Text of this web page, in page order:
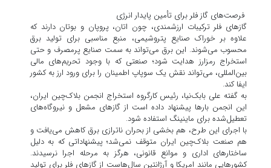
فرصت‌های گاز فلر برای تأمین پایدار انرژی
گاز‌های فلر ترکیبات ارزشمندی، چون اتان، پروپان و بوتان دارند که
علاوه بر خوراک صنایع پتروشیمی، منبع مناسبی برای تولید برق
محسوب می‌شوند. این برق می‌تواند به سمت صنایع پرمصرف و حتی
استخراج رمزارز هدایت شود؛ صنعتی که با وجود تحریم‌های مالی
بین‌المللی، می‌تواند نقش یک سوپاپ اطمینان را برای ورود ارز به کشور
ایفا کند.
به گفته علی بابک‌نیا، رئیس کارگروه استخراج انجمن بلاک‌چین ایران،
این انجمن بار‌ها پیشنهاد داده است از گاز‌های مشعل و نیروگاه‌های
تعطیل‌شده برای ماینینگ استفاده شود.
با اجرای این طرح، هم بخشی از بحران ناترازی برق کاهش می‌یافت و
هم صنعت بلاک‌چین ایران متوقف نمی‌شد؛ پیشنهاداتی که به دلیل
ساختار‌های اداری و موانع قانونی، هرگز به مرحله اجرا نرسیدند.
کشور‌هایی مانند امریکا و آرژانتین سال‌هاست از گاز‌های فلر برای تولید